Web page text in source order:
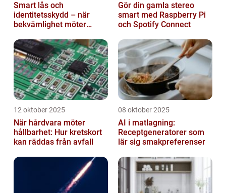
Smart lås och
identitetsskydd – när
bekvämlighet möter
Gör din gamla stereo
smart med Raspberry Pi
och Spotify Connect
12 oktober 2025
När hårdvara möter
hållbarhet: Hur kretskort
kan räddas från avfall
08 oktober 2025
AI i matlagning:
Receptgeneratorer som
lär sig smakpreferenser